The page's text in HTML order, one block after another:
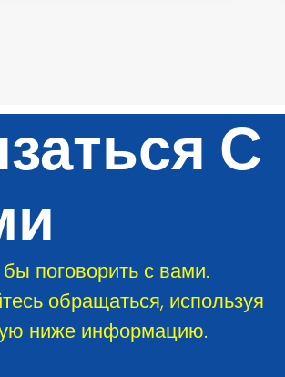
С
поговорить с вами.
обращаться, используя
ниже информацию.